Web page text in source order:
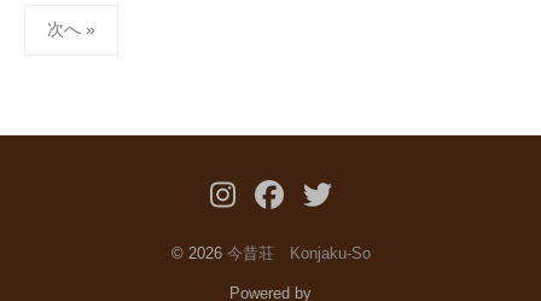
次へ »
InstagramFacebookTwitter
© 2026 今昔荘 Konjaku-So
Powered by